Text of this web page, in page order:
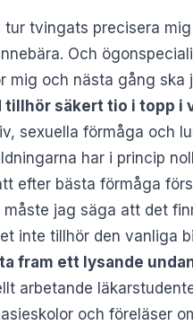
tur tvingats precisera
Och
mig och nästa gång
tillhör säkert tio i topp i
sexuella förmåga och
har i princip
efter bästa förmåga
måste jag säga att det
inte tillhör den vanliga
fram ett lysande
arbetande
och föreläser